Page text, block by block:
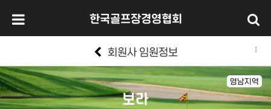
한국골프장경영협회
회원사 임원정보
영남지역
보라